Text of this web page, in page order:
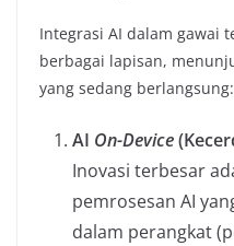
Integrasi AI dalam gawai
berbagai lapisan,
yang sedang berlangsung:
AI On-Device
Inovasi terbesar
pemrosesan AI
dalam perangkat